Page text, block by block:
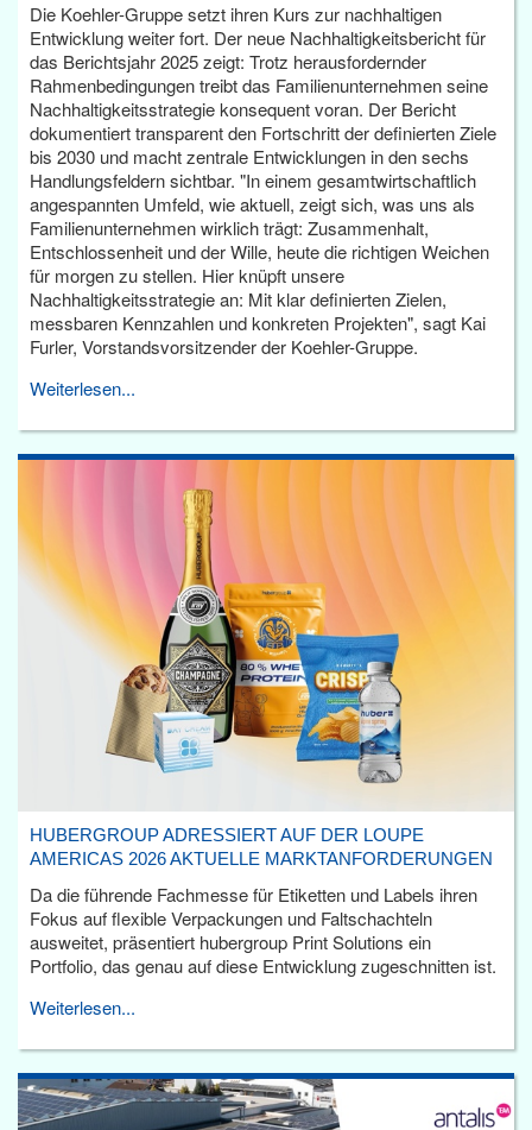
Die Koehler-Gruppe setzt ihren Kurs zur nachhaltigen
Entwicklung weiter fort. Der neue Nachhaltigkeitsbericht für
das Berichtsjahr 2025 zeigt: Trotz herausfordernder
Rahmenbedingungen treibt das Familienunternehmen seine
Nachhaltigkeitsstrategie konsequent voran. Der Bericht
dokumentiert transparent den Fortschritt der definierten Ziele
bis 2030 und macht zentrale Entwicklungen in den sechs
Handlungsfeldern sichtbar. "In einem gesamtwirtschaftlich
angespannten Umfeld, wie aktuell, zeigt sich, was uns als
Familienunternehmen wirklich trägt: Zusammenhalt,
Entschlossenheit und der Wille, heute die richtigen Weichen
für morgen zu stellen. Hier knüpft unsere
Nachhaltigkeitsstrategie an: Mit klar definierten Zielen,
messbaren Kennzahlen und konkreten Projekten", sagt Kai
Furler, Vorstandsvorsitzender der Koehler-Gruppe.
Weiterlesen...
HUBERGROUP ADRESSIERT AUF DER LOUPE
AMERICAS 2026 AKTUELLE MARKTANFORDERUNGEN
Da die führende Fachmesse für Etiketten und Labels ihren
Fokus auf flexible Verpackungen und Faltschachteln
ausweitet, präsentiert hubergroup Print Solutions ein
Portfolio, das genau auf diese Entwicklung zugeschnitten ist.
Weiterlesen...